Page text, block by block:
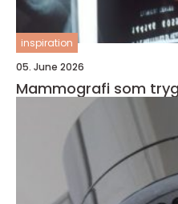
inspiration
05. June 2026
Mammografi som